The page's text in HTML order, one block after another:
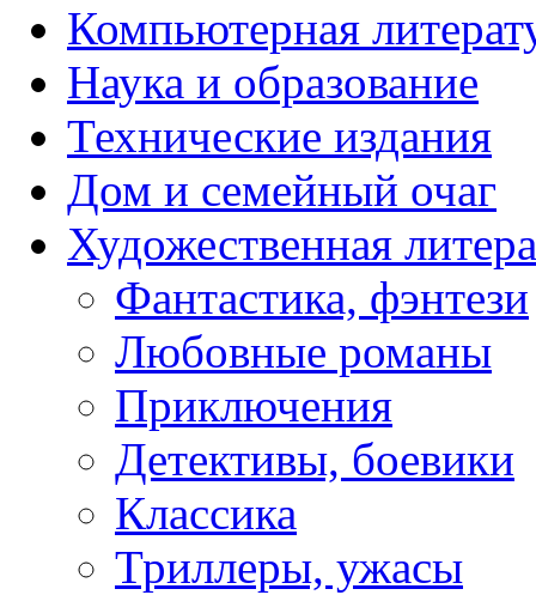
Компьютерная
Наука и образование
Технические издания
Дом и семейный очаг
Художественная
Фантастика, фэнтези
Любовные романы
Приключения
Детективы, боевики
Классика
Триллеры, ужасы